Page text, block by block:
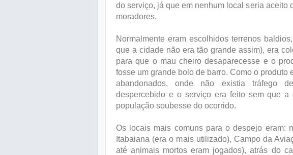
do serviço, já que em nenhum local seria aceito
moradores.
Normalmente eram escolhidos terrenos
que a cidade não era tão grande assim), era
para que o mau cheiro desaparecesse e o
fosse um grande bolo de barro. Como o produto
abandonados, onde não existia tráfego
despercebido e o serviço era feito sem que a
população soubesse do ocorrido.
Os locais mais comuns para o despejo eram:
Itabaiana (era o mais utilizado), Campo da
até animais mortos eram jogados), atrás do